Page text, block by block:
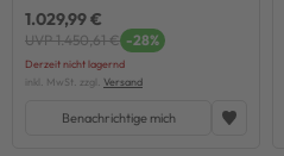
1.029,99 €
UVP 1.450,61 € -28%
Derzeit nicht lagernd
inkl. MwSt. zzgl. Versand
Benachrichtige mich